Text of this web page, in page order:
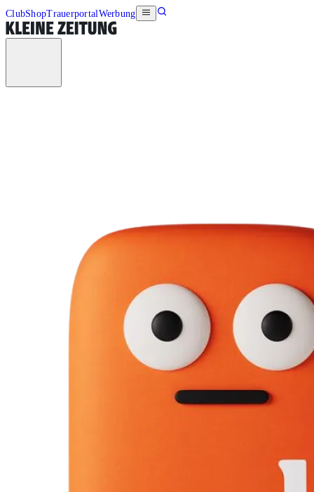
ClubShopTrauerportalWerbung